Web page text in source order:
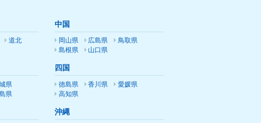
道北
県
県
中国
岡山県 広島県
鳥取県
島根県
山口県
四国
徳島県 香川県
愛媛県
高知県
沖縄